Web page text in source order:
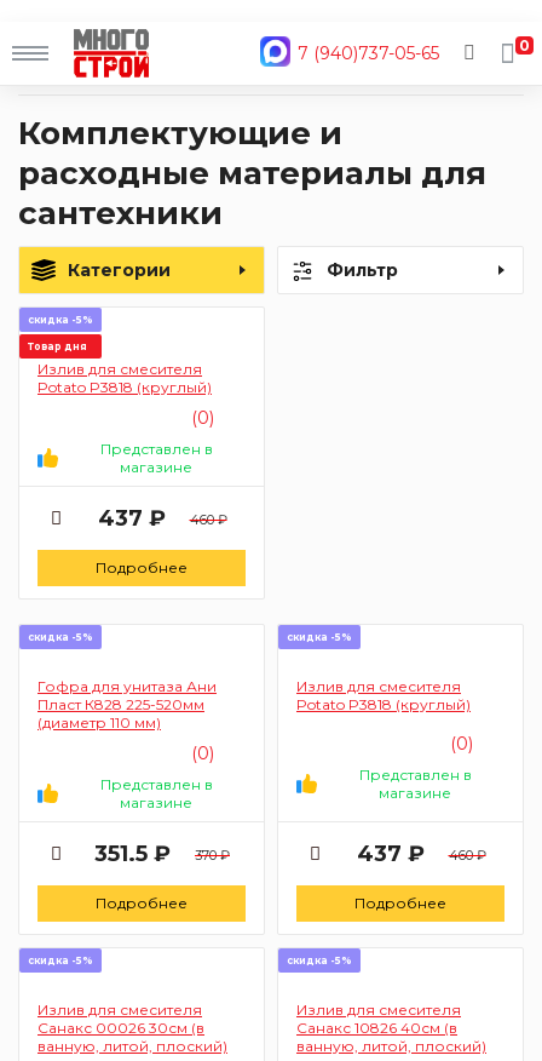
7 (940)737-05-65
0
Главная
Каталог
Комплектующие и
расходные материалы для
сантехники
Категории Фильтр
скидка -5%
Товар дня
Излив для смесителя
Potato P3818 (круглый)
(0)
Представлен в
магазине
437 ₽ 460 ₽
Подробнее
скидка -5%
Гофра для унитаза Ани
Пласт К828 225-520мм
(диаметр 110 мм)
(0)
Представлен в
магазине
351.5 ₽ 370 ₽
Подробнее
скидка -5%
Излив для смесителя
Potato P3818 (круглый)
(0)
Представлен в
магазине
437 ₽ 460 ₽
Подробнее
скидка -5%
Излив для смесителя
Санакс 00026 30см (в
ванную, литой, плоский)
скидка -5%
Излив для смесителя
Санакс 10826 40см (в
ванную, литой, плоский)